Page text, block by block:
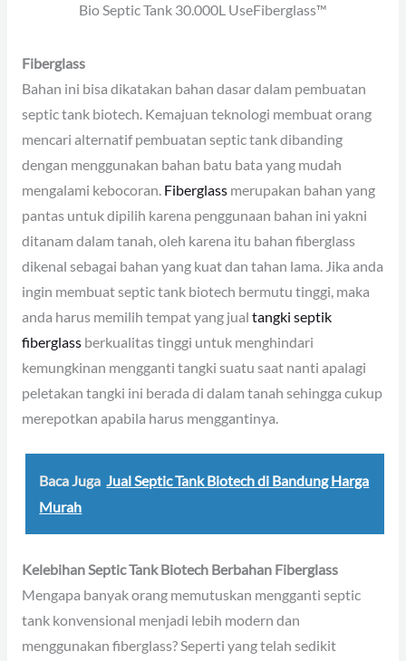
Bio Septic Tank 30.000L UseFiberglass™
Fiberglass
Bahan ini bisa dikatakan bahan dasar dalam pembuatan
septic tank biotech. Kemajuan teknologi membuat orang
mencari alternatif pembuatan septic tank dibanding
dengan menggunakan bahan batu bata yang mudah
mengalami kebocoran. Fiberglassmerupakan bahan yang
pantas untuk dipilih karena penggunaan bahan ini yakni
ditanam dalam tanah, oleh karena itu bahan fiberglass
dikenal sebagai bahan yang kuat dan tahan lama. Jika anda
ingin membuat septic tank biotech bermutu tinggi, maka
anda harus memilih tempat yang jual tangki septik
fiberglassberkualitas tinggi untuk menghindari
kemungkinan mengganti tangki suatu saat nanti apalagi
peletakan tangki ini berada di dalam tanah sehingga cukup
merepotkan apabila harus menggantinya.
Baca Juga Jual Septic Tank Biotech di Bandung Harga
Murah
Kelebihan Septic Tank Biotech Berbahan Fiberglass
Mengapa banyak orang memutuskan mengganti septic
tank konvensional menjadi lebih modern dan
menggunakan fiberglass? Seperti yang telah sedikit